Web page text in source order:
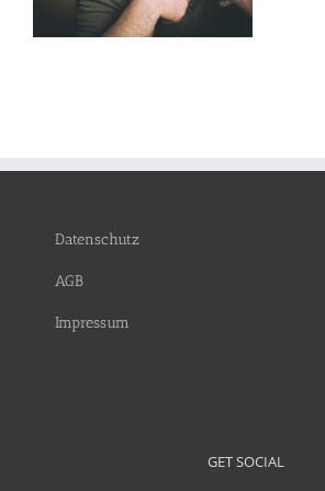
Datenschutz
AGB
Impressum
GET SOCIAL